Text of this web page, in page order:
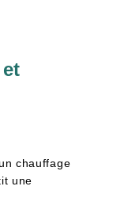
chauffage
une